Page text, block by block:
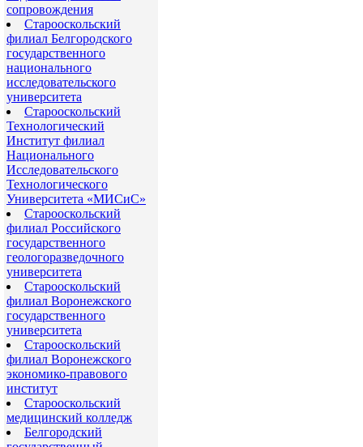
сопровождения
Старооскольский
филиал Белгородского
государственного
национального
исследовательского
университета
Старооскольский
Технологический
Институт филиал
Национального
Исследовательского
Технологического
Университета «МИСиС»
Старооскольский
филиал Российского
государственного
геологоразведочного
университета
Старооскольский
филиал Воронежского
государственного
университета
Старооскольский
филиал Воронежского
экономико-правового
институт
Старооскольский
медицинский колледж
Белгородский